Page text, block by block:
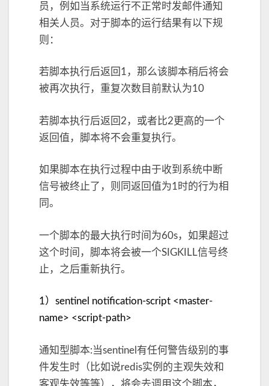
员，例如当系统运行不正常时发邮件通知
相关人员。对于脚本的运行结果有以下规
则：
若脚本执行后返回1，那么该脚本稍后将会
被再次执行，重复次数目前默认为10
若脚本执行后返回2，或者比2更高的一个
返回值，脚本将不会重复执行。
如果脚本在执行过程中由于收到系统中断
信号被终止了，则同返回值为1时的行为相
同。
一个脚本的最大执行时间为60s，如果超过
这个时间，脚本将会被一个SIGKILL信号终
止，之后重新执行。
1）sentinel notification-script <master-
name> <script-path>
通知型脚本:当sentinel有任何警告级别的事
件发生时（比如说redis实例的主观失效和
客观失效等等），将会去调用这个脚本，